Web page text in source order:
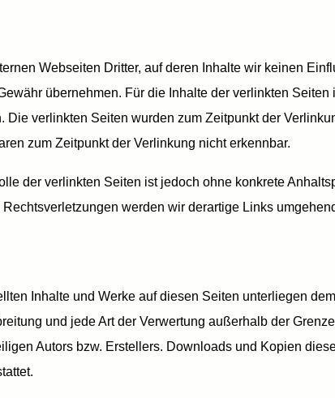
Webseiten Dritter, auf deren Inhalte wir keinen
übernehmen. Für die Inhalte der verlinkten
Die verlinkten Seiten wurden zum Zeitpunkt der
zum Zeitpunkt der Verlinkung nicht erkennbar.
der verlinkten Seiten ist jedoch ohne konkrete
werden wir derartige Links
Inhalte und Werke auf diesen Seiten unterliegen
und jede Art der Verwertung außerhalb der
Autors bzw. Erstellers. Downloads und Kopien